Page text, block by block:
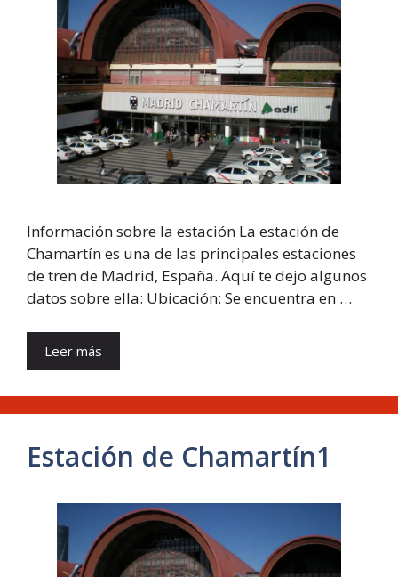
Información sobre la estación La estación de
Chamartín es una de las principales estaciones
de tren de Madrid, España. Aquí te dejo algunos
datos sobre ella: Ubicación: Se encuentra en …
Leer más
Estación de Chamartín1​